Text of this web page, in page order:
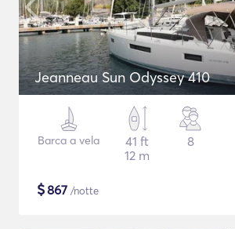
Jeanneau Sun Odyssey 410
Barca a vela
41 ft
12 m
8
$867 /notte